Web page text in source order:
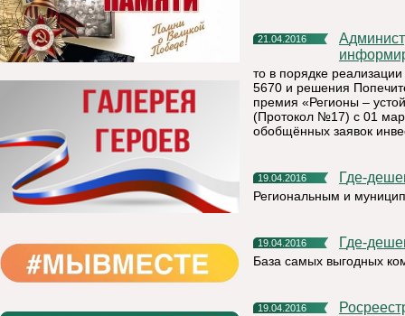
21.04.2016
Администрация муниципального района «Княжпогостский»
то в порядке
5670 и решения
премия «Регионы –
(Протокол №17) с 01
обобщённых заявок
19.04.2016 Где-
Региональным и
19.04.2016 Где-
База самых выгодных
19.04.2016